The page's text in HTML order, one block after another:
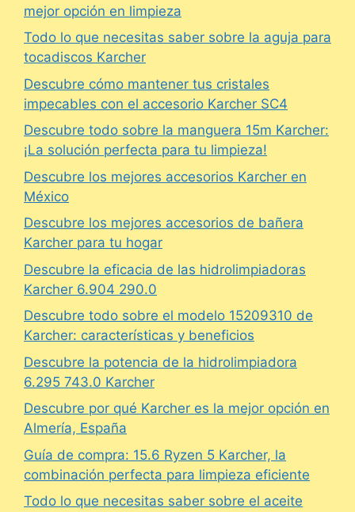
mejor opción en limpieza
Todo lo que necesitas saber sobre la aguja para
tocadiscos Karcher
Descubre cómo mantener tus cristales
impecables con el accesorio Karcher SC4
Descubre todo sobre la manguera 15m Karcher:
¡La solución perfecta para tu limpieza!
Descubre los mejores accesorios Karcher en
México
Descubre los mejores accesorios de bañera
Karcher para tu hogar
Descubre la eficacia de las hidrolimpiadoras
Karcher 6.904 290.0
Descubre todo sobre el modelo 15209310 de
Karcher: características y beneficios
Descubre la potencia de la hidrolimpiadora
6.295 743.0 Karcher
Descubre por qué Karcher es la mejor opción en
Almería, España
Guía de compra: 15.6 Ryzen 5 Karcher, la
combinación perfecta para limpieza eficiente
Todo lo que necesitas saber sobre el aceite